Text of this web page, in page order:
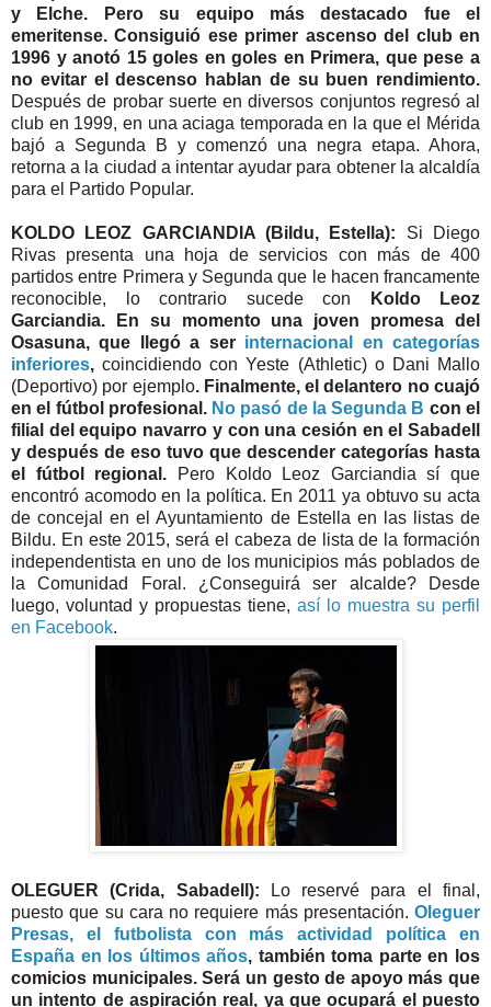
y Elche. Pero su equipo más destacado fue el
emeritense. Consiguió ese primer ascenso del club en
1996 y anotó 15 goles en goles en Primera, que pese a
no evitar el descenso hablan de su buen rendimiento.
Después de probar suerte en diversos conjuntos regresó al
club en 1999, en una aciaga temporada en la que el Mérida
bajó a Segunda B y comenzó una negra etapa. Ahora,
retorna a la ciudad a intentar ayudar para obtener la alcaldía
para el Partido Popular.
KOLDO LEOZ GARCIANDIA (Bildu, Estella): Si Diego
Rivas presenta una hoja de servicios con más de 400
partidos entre Primera y Segunda que le hacen francamente
reconocible, lo contrario sucede con
Koldo Leoz
Garciandia. En su momento una joven promesa del
Osasuna, que llegó a ser internacional en categorías
inferiores,coincidiendo con Yeste (Athletic) o Dani Mallo
(Deportivo) por ejemplo. Finalmente, el delantero no cuajó
en el fútbol profesional. No pasó de la Segunda B con el
filial del equipo navarro y con una cesión en el Sabadell
y después de eso tuvo que descender categorías hasta
el fútbol regional. Pero Koldo Leoz Garciandia sí que
encontró acomodo en la política. En 2011 ya obtuvo su acta
de concejal en el Ayuntamiento de Estella en las listas de
Bildu. En este 2015, será el cabeza de lista de la formación
independentista en uno de los municipios más poblados de
la Comunidad Foral. ¿Conseguirá ser alcalde? Desde
luego, voluntad y propuestas tiene, así lo muestra su perfil
en Facebook.
OLEGUER (Crida, Sabadell): Lo reservé para el final,
puesto que su cara no requiere más presentación. Oleguer
Presas, el futbolista con más actividad política en
España en los últimos años, también toma parte en los
comicios municipales. Será un gesto de apoyo más que
un intento de aspiración real, ya que ocupará el puesto